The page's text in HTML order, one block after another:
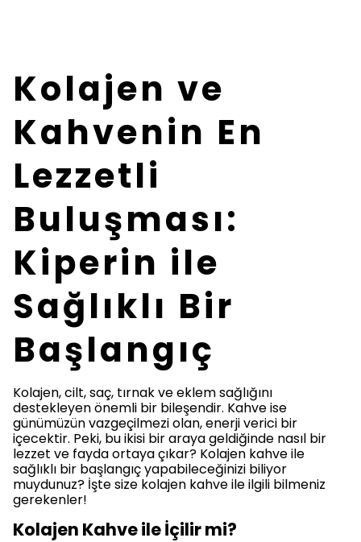
Kolajen ve
Kahvenin En
Lezzetli
Buluşması:
Kiperin ile
Sağlıklı Bir
Başlangıç
Kolajen, cilt, saç, tırnak ve eklem sağlığını
destekleyen önemli bir bileşendir. Kahve ise
günümüzün vazgeçilmezi olan, enerji verici bir
içecektir. Peki, bu ikisi bir araya geldiğinde nasıl bir
lezzet ve fayda ortaya çıkar? Kolajen kahve ile
sağlıklı bir başlangıç yapabileceğinizi biliyor
muydunuz? İşte size kolajen kahve ile ilgili bilmeniz
gerekenler!
Kolajen Kahve ile İçilir mi?